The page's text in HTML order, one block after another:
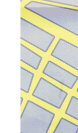
مندی
ها